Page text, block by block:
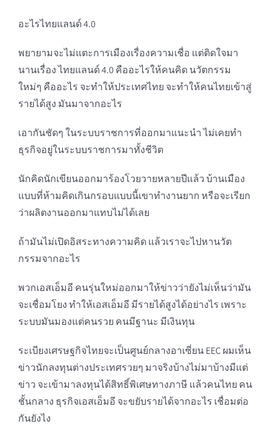
อะไรไทยแลนด์ 4.0
พยายามจะไม่แตะการเมืองเรื่องความเชื่อ แต่ติดใจมา
นานเรื่อง ไทยแลนด์ 4.0 คืออะไรให้คนคิด นวัตกรรม
ใหม่ๆ คืออะไร จะทำให้ประเทศไทย จะทำให้คนไทยเข้าสู่
รายได้สูง มันมาจากอะไร
เอากันชัดๆ ในระบบราชการที่ออกมาแนะนำ ไม่เคยทำ
ธุรกิจอยู่ในระบบราชการมาทั้งชีวิต
นักคิดนักเขียนออกมาร้องโวยวายหลายปีแล้ว บ้านเมือง
แบบที่ห้ามคิดเกินกรอบแบบนี้เขาทำงานยาก หรือจะเรียก
ว่าผลิตงานออกมาแทบไม่ได้เลย
ถ้ามันไม่เปิดอิสระทางความคิด แล้วเราจะไปหานวัต
กรรมจากอะไร
พวกเอสเอ็มอี คนรุ่นใหม่ออกมาให้ข่าวว่ายังไม่เห็นว่ามัน
จะเชื่อมโยง ทำให้เอสเอ็มอี มีรายได้สูงได้อย่างไร เพราะ
ระบบมันมองแต่คนรวย คนมีฐานะ มีเงินทุน
ระเบียงเศรษฐกิจไทยจะเป็นศูนย์กลางอาเซี่ยน EEC ผมเห็น
ข่าวนักลงทุนต่างประเทศรวยๆ มาจริงบ้างไม่มาบ้างมีแต่
ข่าว จะเข้ามาลงทุนได้สิทธิ์พิเศษทางภาษี แล้วคนไทย คน
ชั้นกลาง ธุรกิจเอสเอ็มอี จะขยับรายได้จากอะไร เชื่อมต่อ
กันยังไง